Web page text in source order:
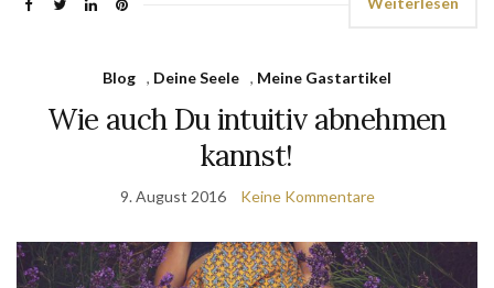
Blog , Deine Seele , Meine Gastartikel
Wie auch Du intuitiv abnehmen
kannst!
9. August 2016 Keine Kommentare